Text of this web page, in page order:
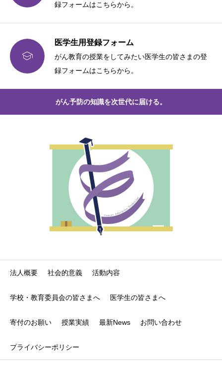
録フォームはこちらから。

医学生用登録フォーム
がん教育の授業をしてみたい医学生の皆さまの登
録フォームはこちらから。
がん予防の知識を次世代に届ける。
法人概要 社会的意義 活動内容
学校・教育委員会の皆さまへ 医学生の皆さまへ
寄付のお願い 授業実績 最新News お問い合わせ
プライバシーポリシー